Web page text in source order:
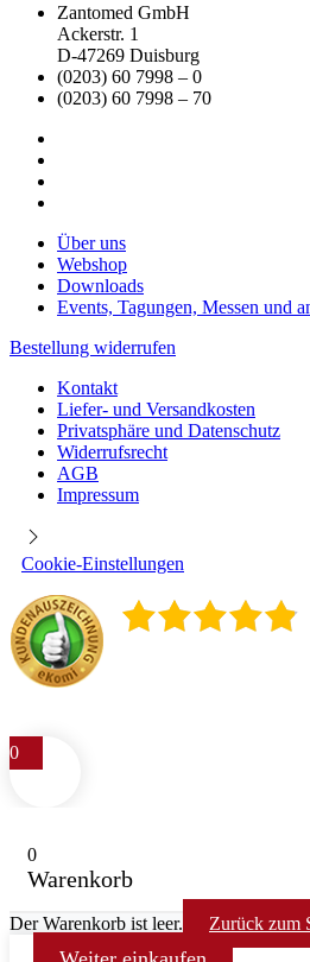
Zantomed GmbH
Ackerstr. 1
D-47269 Duisburg
(0203) 60 7998 – 0
(0203) 60 7998 – 70
Über uns
Webshop
Downloads
Events, Tagungen, Messen und
Bestellung widerrufen
Kontakt
Liefer- und Versandkosten
Privatsphäre und Datenschutz
Widerrufsrecht
AGB
Impressum
Cookie-Einstellungen
0
0
Warenkorb
Der Warenkorb ist leer. Zurück zum